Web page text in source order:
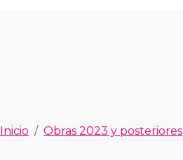
Inicio Obras 2023 y posteriores